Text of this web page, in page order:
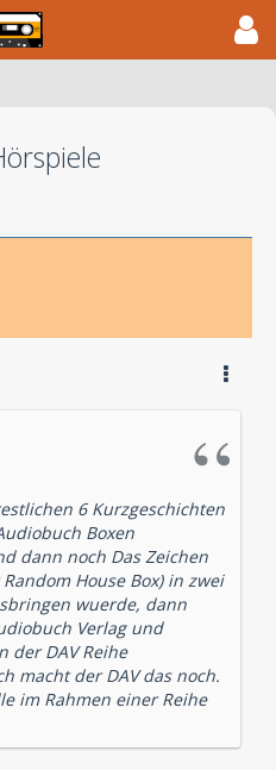
6 Kurzgeschichten
Boxen
dann noch Das Zeichen
House Box) in zwei
wuerde, dann
Verlag und
der DAV Reihe
macht der DAV das noch.
im Rahmen einer Reihe